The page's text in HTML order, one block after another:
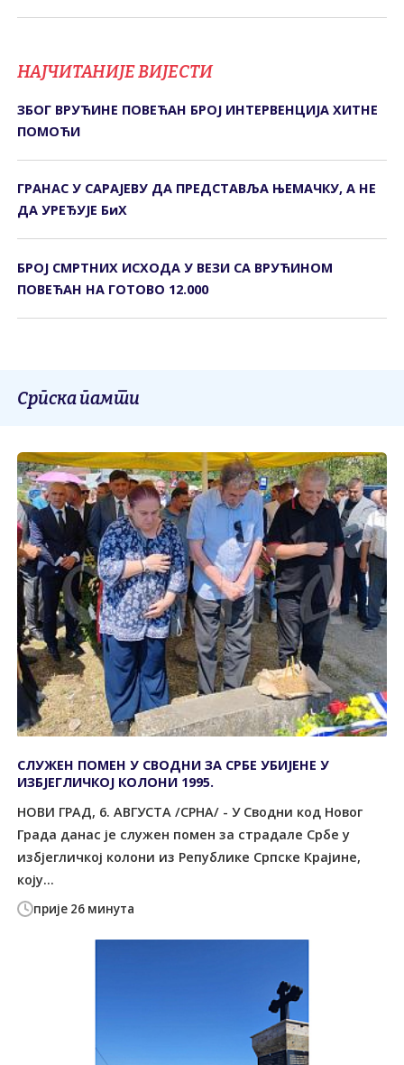
НАЈЧИТАНИЈЕ ВИЈЕСТИ
ЗБОГ ВРУЋИНЕ ПОВЕЋАН БРОЈ ИНТЕРВЕНЦИЈА ХИТНЕ
ПОМОЋИ
ГРАНАС У САРАЈЕВУ ДА ПРЕДСТАВЉА ЊЕМАЧКУ, А НЕ
ДА УРЕЂУЈЕ БиХ
БРОЈ СМРТНИХ ИСХОДА У ВЕЗИ СА ВРУЋИНОМ
ПОВЕЋАН НА ГОТОВО 12.000
Српска памти
прије 26 минута
СЛУЖЕН ПОМЕН У СВОДНИ ЗА СРБЕ УБИЈЕНЕ У
ИЗБЈЕГЛИЧКОЈ КОЛОНИ 1995.
НОВИ ГРАД, 6. АВГУСТА /СРНА/ - У Сводни код Новог
Града данас је служен помен за страдале Србе у
избјегличкој колони из Републике Српске Крајине,
коју...